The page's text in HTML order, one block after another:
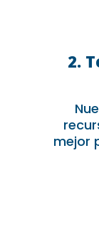
2.
mejor